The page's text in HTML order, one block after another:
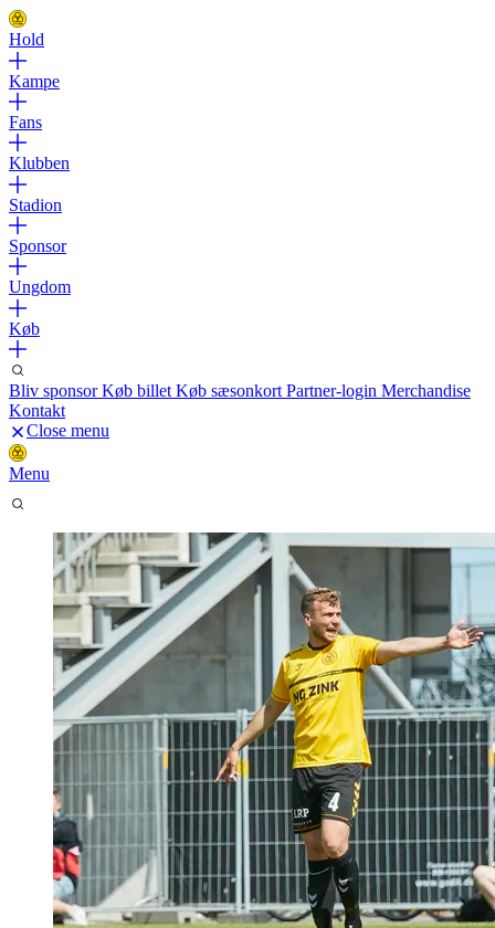
Hold
Kampe
Fans
Klubben
Stadion
Sponsor
Ungdom
Køb
Bliv sponsorKøb billet Køb sæsonkort Partner-login Merchandise
Kontakt
Close menu
Menu